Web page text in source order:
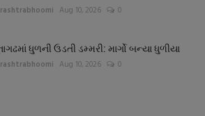
Aug 10, 2026 0
ધુળની ઉડતી ડમ્મરી: માર્ગો બન્યા ધુળીયા
Aug 10, 2026 0